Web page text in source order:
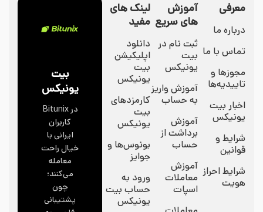
معرفی
درباره ما
تماس با ما
مجوزها و
تاییدیه‌ها
اخبار بیت
یونیکس
شرایط و
قوانین
شرایط احراز
هویت
آموزش
های سریع
ثبت نام در
بیت
یونیکس
آموزش واریز
به حساب
آموزش
برداشت از
حساب
آموزش
معاملات
اسپات
لینک های
مفید
دانلود
اپلیکیشن
بیت
یونیکس
کارمزدهای
بیت
یونیکس
بونوس‌ها و
جوایز
ورود به
حساب بیت
یونیکس
بیت
یونیکس
در Bitunix
کاربران
ایرانی با
خیال راحت
معامله
می‌کنند؛
چون
پشتیبانی